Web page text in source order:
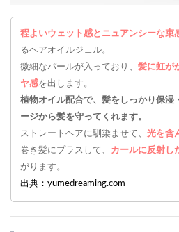
程よいウェット感とニュアンシーな束
るヘアオイルジェル。
微細なパールが入っており、 髪に虹が
ヤ感を出します。
植物オイル配合で、髪をしっかり保湿
ージから髪を守ってくれます。
ストレートヘアに馴染ませて、 光を含
巻き髪にプラスして、
カールに反射し
がります。
出典：yumedreaming.com